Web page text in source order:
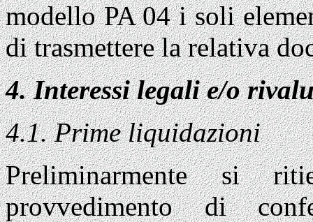
modello PA 04 i soli
di trasmettere la relativa
4. Interessi legali e/o
4.1. Prime liquidazioni
Preliminarmente si
provvedimento di